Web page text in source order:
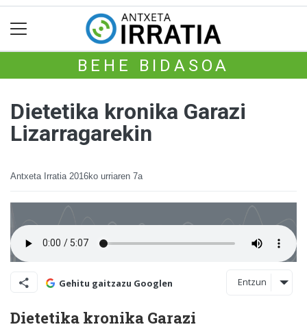
BEHE BIDASOA
Dietetika kronika Garazi
Lizarragarekin
Antxeta Irratia 2016ko urriaren 7a
Gehitu gaitzazu Googlen Entzun
Dietetika kronika Garazi